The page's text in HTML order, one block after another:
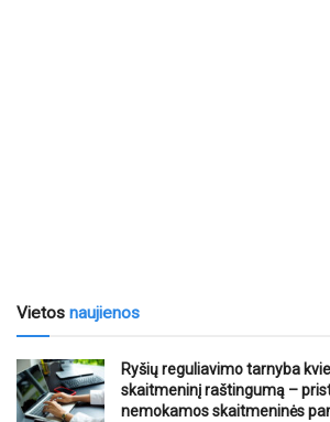
Vietos naujienos
Ryšių reguliavimo tarnyba
skaitmeninį raštingumą –
nemokamos skaitmeninės